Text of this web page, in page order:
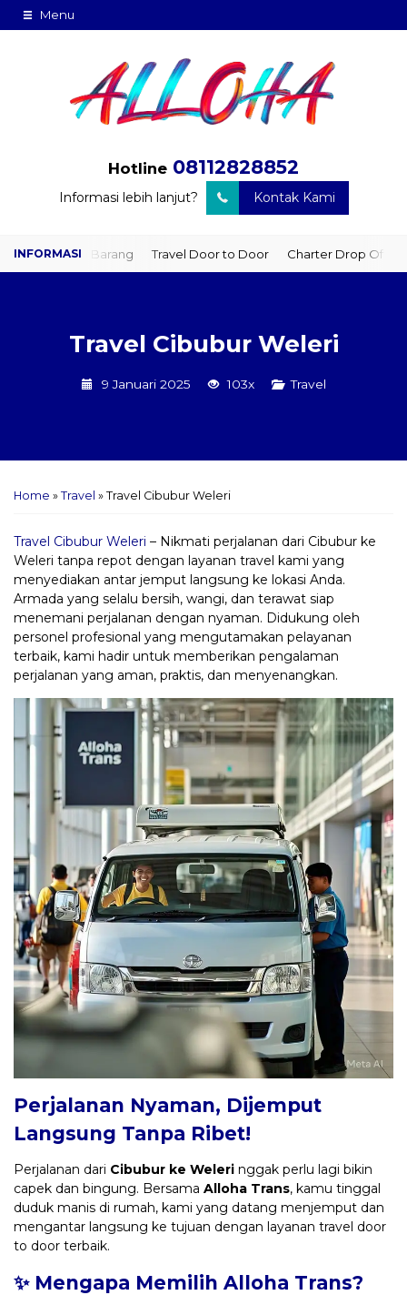
Menu
Hotline 08112828852
Informasi lebih lanjut? Kontak Kami
Barang Travel Door to Door Charter Drop Off Sewa
Travel Cibubur Weleri
9 Januari 2025 103x Travel
Home » Travel » Travel Cibubur Weleri
Travel Cibubur Weleri – Nikmati perjalanan dari Cibubur ke
Weleri tanpa repot dengan layanan travel kami yang
menyediakan antar jemput langsung ke lokasi Anda.
Armada yang selalu bersih, wangi, dan terawat siap
menemani perjalanan dengan nyaman. Didukung oleh
personel profesional yang mengutamakan pelayanan
terbaik, kami hadir untuk memberikan pengalaman
perjalanan yang aman, praktis, dan menyenangkan.
Perjalanan Nyaman, Dijemput
Langsung Tanpa Ribet!
Perjalanan dari Cibubur ke Weleri nggak perlu lagi bikin
capek dan bingung. Bersama Alloha Trans, kamu tinggal
duduk manis di rumah, kami yang datang menjemput dan
mengantar langsung ke tujuan dengan layanan travel door
to door terbaik.
✨ Mengapa Memilih Alloha Trans?